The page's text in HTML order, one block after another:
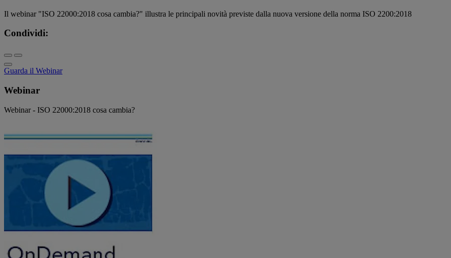
Il webinar "ISO 22000:2018 cosa cambia?" illustra le principali novità previste dalla nuova versione della norma ISO 2200:2018
Condividi:
Guarda il Webinar
Webinar
Webinar - ISO 22000:2018 cosa cambia?